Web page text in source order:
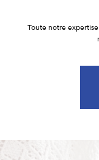
Toute notre